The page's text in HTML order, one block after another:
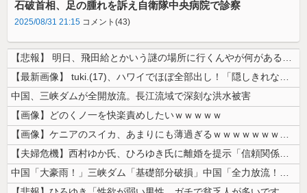
石破首相、足の腫れを訴え自衛隊中央病院で診察
2025/08/31 21:15 コメント(43)
【悲報】 明日、飛田給とかいう謎の場所に行くんやが何があるんや????...
【最新画像】 tuki.(17)、ハワイでほぼ全部出し！「隠しきれない...
中国、三峡ダムが全開放流。長江流域で深刻な洪水被害
【画像】どのくノ一を快楽責めしたいｗｗｗｗｗ
【画像】ケニアのスイカ、あまりにも薄過ぎるｗｗｗｗｗｗｗｗｗｗｗｗｗ
【夫婦危機】西村ゆか氏、ひろゆき氏に離婚を提示「信頼関係が保てず夫婦を...
中国「大豪雨！」三峡ダム「基礎部分破損」中国「全力放流！」台風13号「...